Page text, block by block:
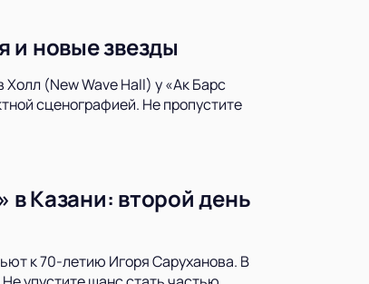
и новые звезды
(New Wave Hall) у «Ак Барс
сценографией. Не пропустите
Казани: второй день
к 70-летию Игоря Саруханова. В